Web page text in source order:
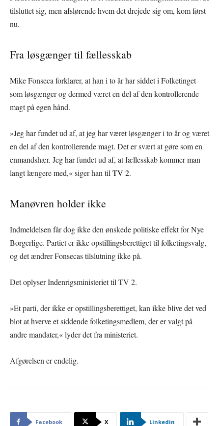
tilsluttet sig, men afslørende hvem det drejede sig om, kom først
nu.
Fra løsgænger til fællesskab
Mike Fonseca forklarer, at han i to år har siddet i Folketinget
som løsgænger og dermed været en del af den kontrollerende
magt på egen hånd.
»Jeg har fundet ud af, at jeg har været løsgænger i to år og været
en del af den kontrollerende magt. Det er svært at gøre som en
enmandshær. Jeg har fundet ud af, at fællesskab kommer man
langt længere med,« siger han til TV 2.
Manøvren holder ikke
Indmeldelsen får dog ikke den ønskede politiske effekt for Nye
Borgerlige. Partiet er ikke opstillingsberettiget til folketingsvalg,
og det ændrer Fonsecas tilslutning ikke på.
Det oplyser Indenrigsministeriet til TV 2.
»Et parti, der ikke er opstillingsberettiget, kan ikke blive det ved
blot at hverve et siddende folketingsmedlem, der er valgt på
andre mandater,« lyder det fra ministeriet.
Afgørelsen er endelig.
Facebook X Linkedin